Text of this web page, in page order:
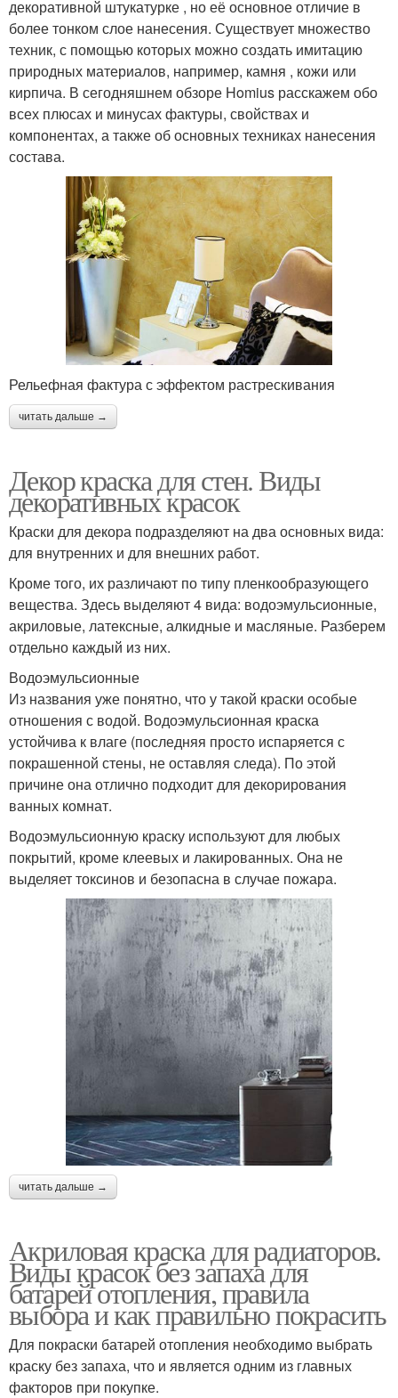
декоративной штукатурке , но её основное отличие в
более тонком слое нанесения. Существует множество
техник, с помощью которых можно создать имитацию
природных материалов, например, камня , кожи или
кирпича. В сегодняшнем обзоре Homius расскажем обо
всех плюсах и минусах фактуры, свойствах и
компонентах, а также об основных техниках нанесения
состава.
Рельефная фактура с эффектом растрескивания
читать дальше →
Декор краска для стен. Виды
декоративных красок
Краски для декора подразделяют на два основных вида:
для внутренних и для внешних работ.
Кроме того, их различают по типу пленкообразующего
вещества. Здесь выделяют 4 вида: водоэмульсионные,
акриловые, латексные, алкидные и масляные. Разберем
отдельно каждый из них.
Водоэмульсионные
Из названия уже понятно, что у такой краски особые
отношения с водой. Водоэмульсионная краска
устойчива к влаге (последняя просто испаряется с
покрашенной стены, не оставляя следа). По этой
причине она отлично подходит для декорирования
ванных комнат.
Водоэмульсионную краску используют для любых
покрытий, кроме клеевых и лакированных. Она не
выделяет токсинов и безопасна в случае пожара.
читать дальше →
Акриловая краска для радиаторов.
Виды красок без запаха для
батарей отопления, правила
выбора и как правильно покрасить
Для покраски батарей отопления необходимо выбрать
краску без запаха, что и является одним из главных
факторов при покупке.